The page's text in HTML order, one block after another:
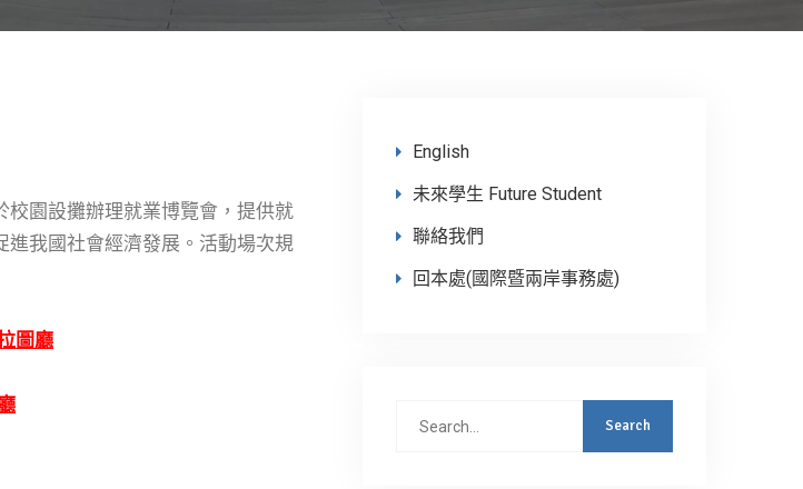
園設攤辦理就業博覽會，提供就
我國社會經濟發展。活動場次規
圖廳
English
未來學生 Future Student
聯絡我們
回本處(國際暨兩岸事務處)
Search